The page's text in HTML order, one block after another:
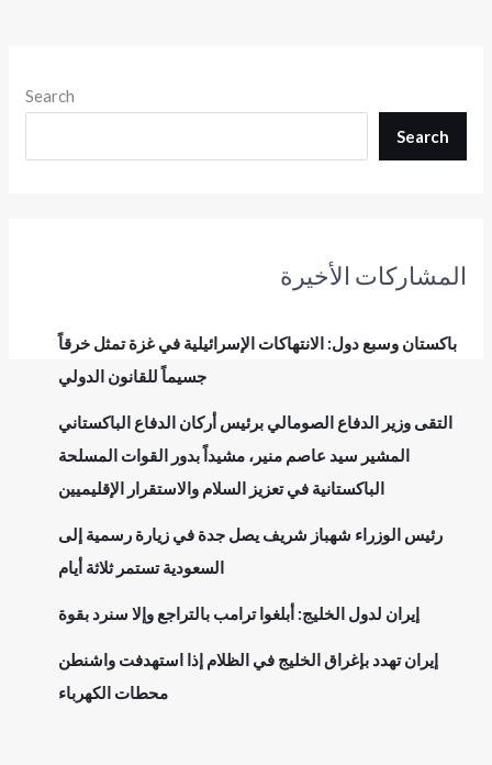
Search
Search
المشاركات الأخيرة
باكستان وسبع دول: الانتهاكات الإسرائيلية في غزة تمثل خرقاً
جسيماً للقانون الدولي
التقى وزير الدفاع الصومالي برئيس أركان الدفاع الباكستاني
المشير سيد عاصم منير، مشيداً بدور القوات المسلحة
الباكستانية في تعزيز السلام والاستقرار الإقليميين
رئيس الوزراء شهباز شريف يصل جدة في زيارة رسمية إلى
السعودية تستمر ثلاثة أيام
إيران لدول الخليج: أبلغوا ترامب بالتراجع وإلا سنرد بقوة
إيران تهدد بإغراق الخليج في الظلام إذا استهدفت واشنطن
محطات الكهرباء